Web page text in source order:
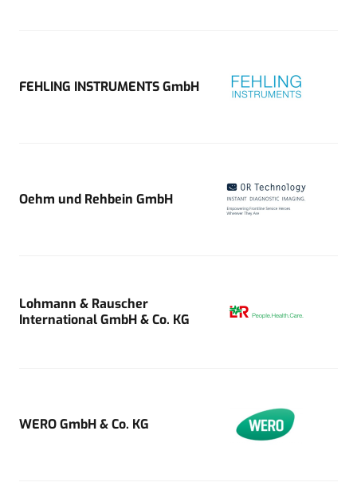
FEHLING INSTRUMENTS GmbH
Oehm und Rehbein GmbH
Lohmann & Rauscher
International GmbH & Co. KG
WERO GmbH & Co. KG